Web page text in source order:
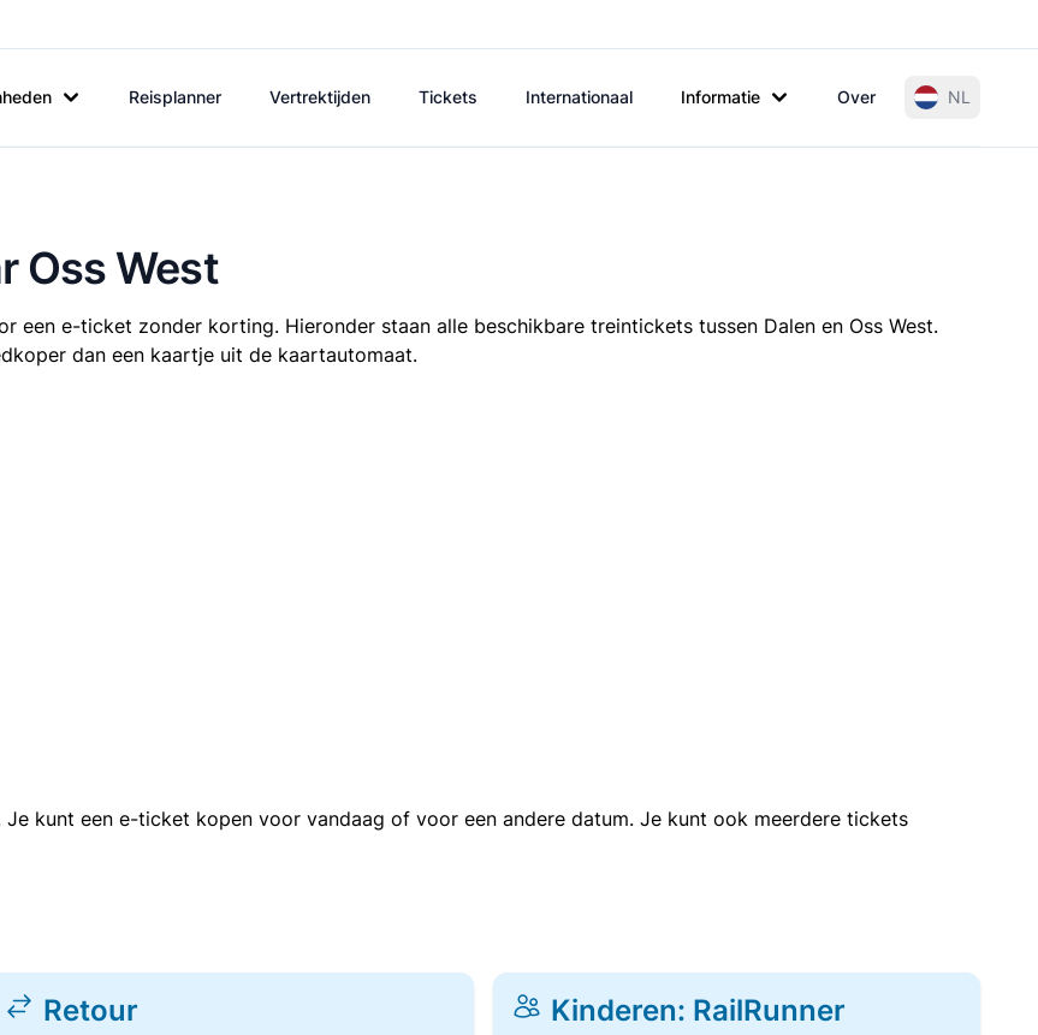
Reisplanner Vertrektijden Tickets Internationaal Informatie Over NL
Oss West
een e-ticket zonder korting. Hieronder staan alle beschikbare treintickets tussen Dalen en Oss West.
dan een kaartje uit de kaartautomaat.
kunt een e-ticket kopen voor vandaag of voor een andere datum. Je kunt ook meerdere tickets
Retour Kinderen: RailRunner